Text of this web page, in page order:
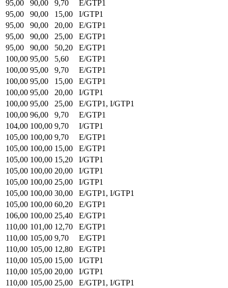
95,00 90,00 9,70
E/GTP1
95,00
90,00 15,00
I/GTP1
95,00
90,00 20,00
E/GTP1
95,00
90,00 25,00
E/GTP1
95,00
90,00 50,20
E/GTP1
100,00 95,00 5,60
E/GTP1
100,00 95,00 9,70
E/GTP1
100,00 95,00 15,00
E/GTP1
100,00 95,00 20,00
I/GTP1
100,00 95,00 25,00
E/GTP1, I/GTP1
100,00 96,00 9,70
E/GTP1
104,00 100,00 9,70
I/GTP1
105,00 100,00 9,70
E/GTP1
105,00 100,00 15,00
E/GTP1
105,00 100,00 15,20
I/GTP1
105,00 100,00 20,00
I/GTP1
105,00 100,00 25,00
I/GTP1
105,00 100,00 30,00
E/GTP1, I/GTP1
105,00 100,00 60,20
E/GTP1
106,00 100,00 25,40
E/GTP1
110,00 101,00 12,70
E/GTP1
110,00 105,00 9,70
E/GTP1
110,00 105,00 12,80
E/GTP1
110,00 105,00 15,00
I/GTP1
110,00 105,00 20,00
I/GTP1
110,00 105,00 25,00
E/GTP1, I/GTP1